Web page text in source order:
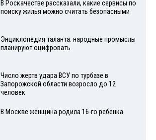
В Роскачестве рассказали, какие сервисы по
поиску жилья можно считать безопасными
Энциклопедия таланта: народные промыслы
планируют оцифровать
Число жертв удара ВСУ по турбазе в
Запорожской области возросло до 12
человек
В Москве женщина родила 16-го ребенка